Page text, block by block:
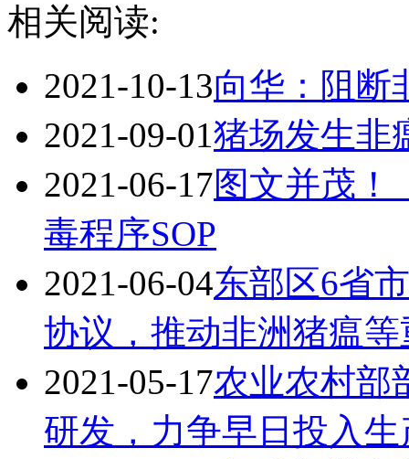
相关阅读:
2021-10-13向华：阻断
2021-09-01猪场发生非
2021-06-17图文并茂！
毒程序SOP
2021-06-04东部区6省
协议，推动非洲猪瘟等
2021-05-17农业农村部
研发，力争早日投入生